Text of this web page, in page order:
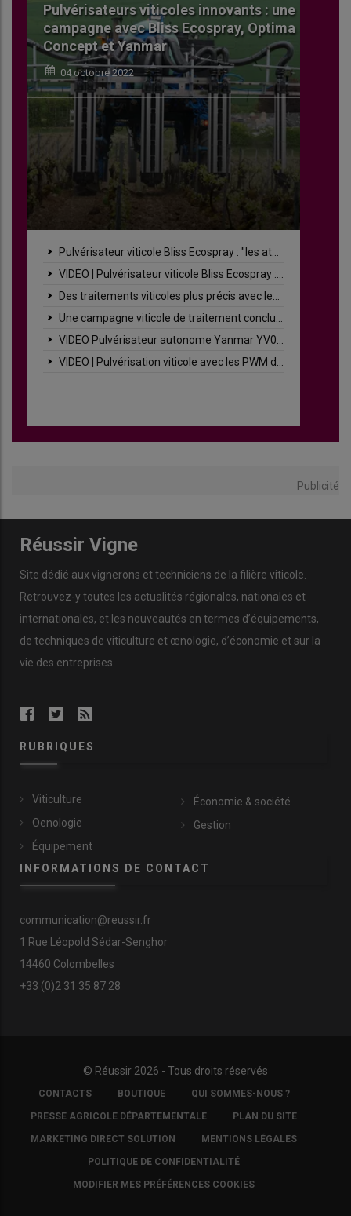
Pulvérisateurs viticoles innovants : une
campagne avec Bliss Ecospray, Optima
Concept et Yanmar
04 octobre 2022
Pulvérisateur viticole Bliss Ecospray : "les atouts du confiné sans les inconvénients"
VIDÉO | Pulvérisateur viticole Bliss Ecospray : bilan de fin de saison en Champagne
Des traitements viticoles plus précis avec les porte-buses PWM d’Optima Concept
Une campagne viticole de traitement concluante pour le pulvérisateur robotisé de Yanmar
VIDÉO Pulvérisateur autonome Yanmar YV01 : bilan de fin de saison en Champagne
VIDÉO | Pulvérisation viticole avec les PWM d'Optima Concept : bilan de fin de saison en Champagne
Publicité
Réussir Vigne
Site dédié aux vignerons et techniciens de la filière viticole.
Retrouvez-y toutes les actualités régionales, nationales et
internationales, et les nouveautés en termes d’équipements,
de techniques de viticulture et œnologie, d’économie et sur la
vie des entreprises.
RUBRIQUES
Viticulture
Oenologie
Équipement
Économie & société
Gestion
INFORMATIONS DE CONTACT
communication@reussir.fr
1 Rue Léopold Sédar-Senghor
14460 Colombelles
+33 (0)2 31 35 87 28
© Réussir 2026 - Tous droits réservés
FOOTER
COPYRIGHT
CONTACTS BOUTIQUE QUI SOMMES-NOUS ?
PRESSE AGRICOLE DÉPARTEMENTALE PLAN DU SITE
MARKETING DIRECT SOLUTION MENTIONS LÉGALES
POLITIQUE DE CONFIDENTIALITÉ
MODIFIER MES PRÉFÉRENCES COOKIES